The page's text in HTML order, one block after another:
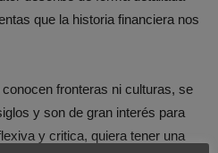
que la historia financiera nos
fronteras ni culturas, se
y son de gran interés para
y critica, quiera tener una